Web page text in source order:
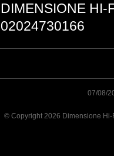
DIMENSIONE
02024730166
07/08/
© Copyright 2026 Dimensione Hi-